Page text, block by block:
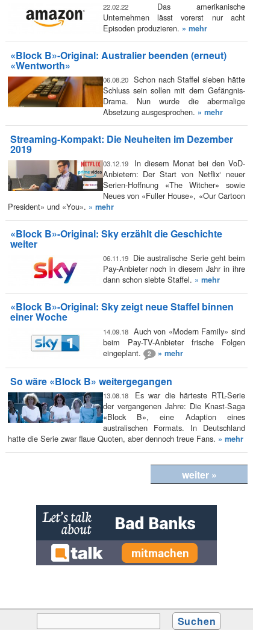
22.02.22
Das amerikanische
Unternehmen lässt vorerst nur acht
Episoden produzieren. » mehr
«Block B»-Original: Australier beenden (erneut)
«Wentworth»
06.08.20 Schon nach Staffel sieben hätte
Schluss sein sollen mit dem Gefängnis-
Drama. Nun wurde die abermalige
Absetzung ausgesprochen. » mehr
Streaming-Kompakt: Die Neuheiten im Dezember
2019
03.12.19
In diesem Monat bei den VoD-
Anbietern: Der Start von Netflix‘ neuer
Serien-Hoffnung «The Witcher» sowie
Neues von «Fuller House», «Our Cartoon
President» und «You». » mehr
«Block B»-Original: Sky erzählt die Geschichte
weiter
06.11.19 Die australische Serie geht beim
Pay-Anbieter noch in diesem Jahr in ihre
dann schon siebte Staffel. » mehr
«Block B»-Original: Sky zeigt neue Staffel binnen
einer Woche
14.09.18 Auch von «Modern Family» sind
beim Pay-TV-Anbieter frische Folgen
eingeplant.
2 » mehr
So wäre «Block B» weitergegangen
13.08.18
Es war die härteste RTL-Serie
der vergangenen Jahre: Die Knast-Saga
«Block B», eine Adaption eines
australischen Formats. In Deutschland
hatte die Serie zwar flaue Quoten, aber dennoch treue Fans. » mehr
weiter »